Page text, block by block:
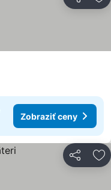
Zdieľať
Zobraziť ceny
Zdieľať